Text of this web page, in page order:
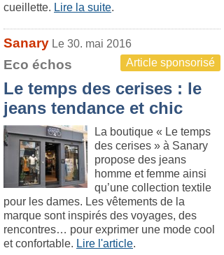
cueillette. Lire la suite.
Sanary Le 30. mai 2016
Article sponsorisé
Eco échos
Le temps des cerises : le
jeans tendance et chic
La boutique « Le temps
des cerises » à Sanary
propose des jeans
homme et femme ainsi
qu’une collection textile
pour les dames. Les vêtements de la
marque sont inspirés des voyages, des
rencontres… pour exprimer une mode cool
et confortable. Lire l'article.